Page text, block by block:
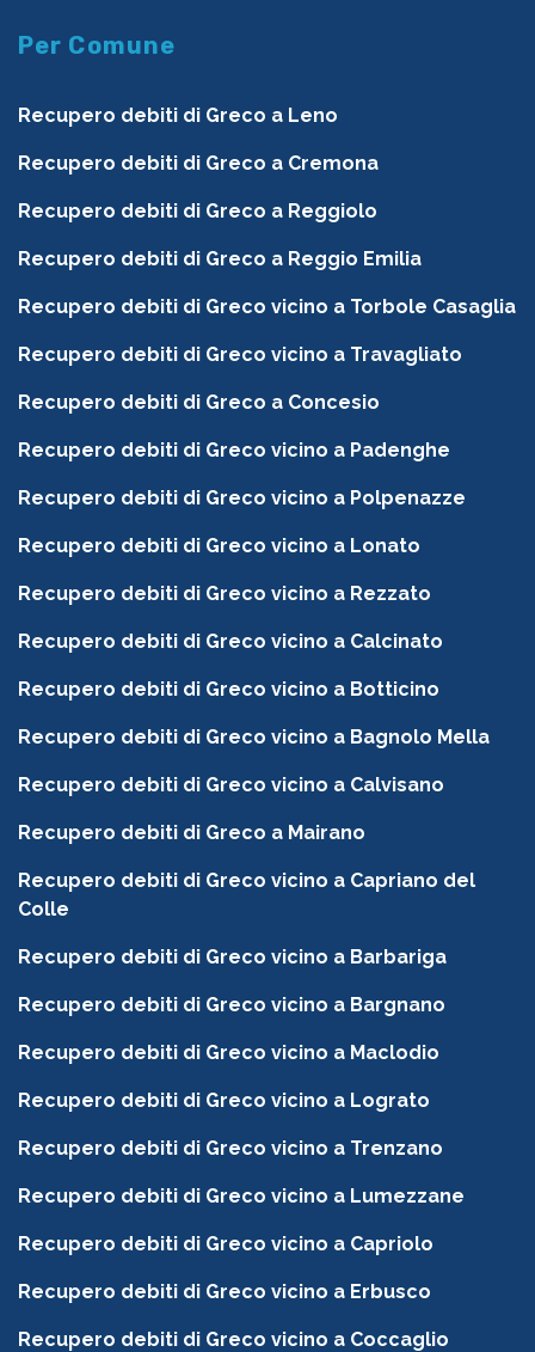
Per Comune
Recupero debiti di Greco a Leno
Recupero debiti di Greco a Cremona
Recupero debiti di Greco a Reggiolo
Recupero debiti di Greco a Reggio Emilia
Recupero debiti di Greco vicino a Torbole Casaglia
Recupero debiti di Greco vicino a Travagliato
Recupero debiti di Greco a Concesio
Recupero debiti di Greco vicino a Padenghe
Recupero debiti di Greco vicino a Polpenazze
Recupero debiti di Greco vicino a Lonato
Recupero debiti di Greco vicino a Rezzato
Recupero debiti di Greco vicino a Calcinato
Recupero debiti di Greco vicino a Botticino
Recupero debiti di Greco vicino a Bagnolo Mella
Recupero debiti di Greco vicino a Calvisano
Recupero debiti di Greco a Mairano
Recupero debiti di Greco vicino a Capriano del
Colle
Recupero debiti di Greco vicino a Barbariga
Recupero debiti di Greco vicino a Bargnano
Recupero debiti di Greco vicino a Maclodio
Recupero debiti di Greco vicino a Lograto
Recupero debiti di Greco vicino a Trenzano
Recupero debiti di Greco vicino a Lumezzane
Recupero debiti di Greco vicino a Capriolo
Recupero debiti di Greco vicino a Erbusco
Recupero debiti di Greco vicino a Coccaglio